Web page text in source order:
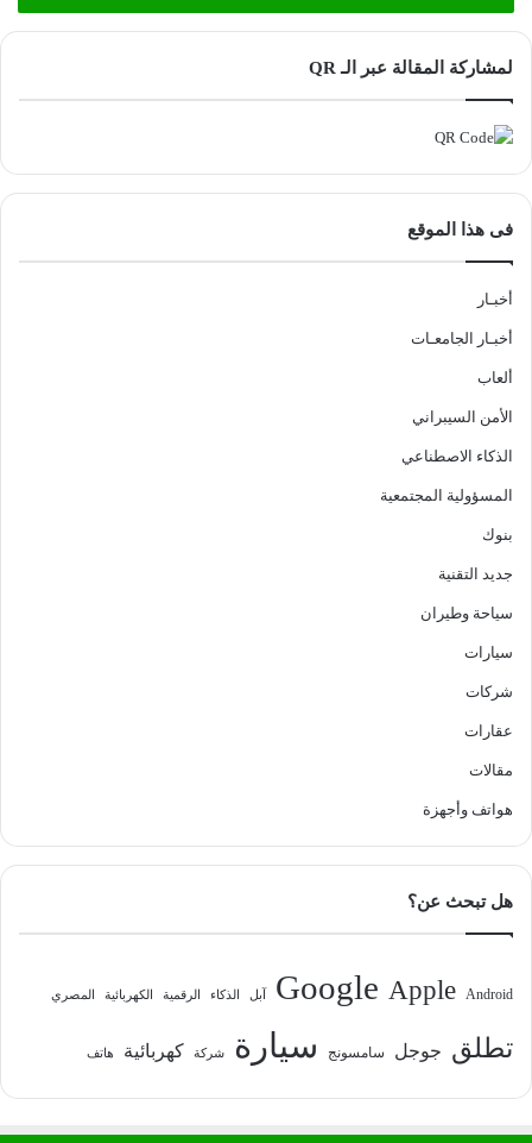
لمشاركة المقالة عبر الـ QR
فى هذا الموقع
أخبـار
أخبـار الجامعـات
ألعاب
الأمن السيبراني
الذكاء الاصطناعي
المسؤولية المجتمعية
بنوك
جديد التقنية
سياحة وطيران
سيارات
شركات
عقارات
مقالات
هواتف وأجهزة
هل تبحث عن؟
Android
Apple
Google آبل الذكاء الرقمية الكهربائية المصري
تطلق جوجل سامسونج سيارة شركة كهربائية هاتف